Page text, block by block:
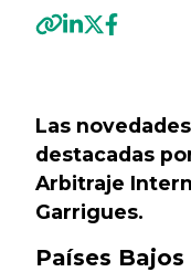
Las
destacadas
Arbitraje
Garrigues.
Países Bajos